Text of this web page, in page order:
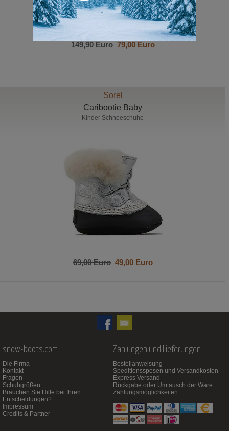
149,90 Euro79,00 Euro
Sorel
Caribootie Baby
Kinder Schneeschuhe
69,00 Euro49,00 Euro
snow-boots.com
Die Firma
Kontakt
Fragen
Schuhgrößen
Brauchen Sie Hilfe bei Ihren
Entscheidungen?
Impressum
Credits & Partner
Zahlungen und Lieferungen
Bestellanweisung
Speditionsspesen und Versandkosten
Express Versand
Rückgabe oder Umtausch der Ware
Zahlungsmöglichkeiten